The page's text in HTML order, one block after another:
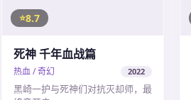
8.7
死神 千年血战篇
热血 / 奇幻 2022
黑崎一护与死神们对抗灭却师，最